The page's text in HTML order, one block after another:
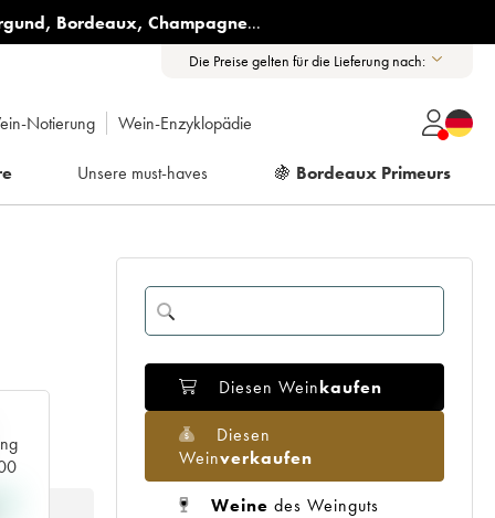
, Bordeaux, Champagne...
Die Preise gelten für die Lieferung nach:
Notierung Wein-Enzyklopädie
Unsere must-haves 🍇 Bordeaux Primeurs
Diesen Weinkaufen
Diesen
Weinverkaufen
Weine des Weinguts